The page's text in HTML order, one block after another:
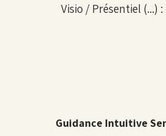
Visio / Présentiel (...) :
Guidance Intuitive